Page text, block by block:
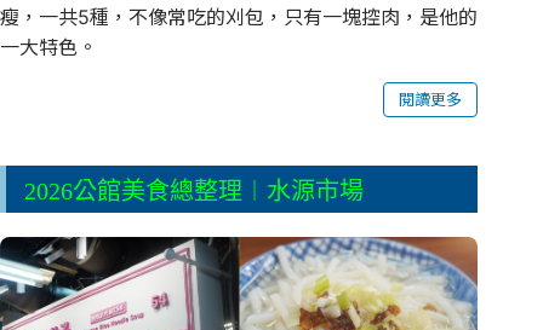
瘦，一共5種，不像常吃的刈包，只有一塊控肉，是他的
一大特色。
閱讀更多
2026公館美食總整理︱水源市場